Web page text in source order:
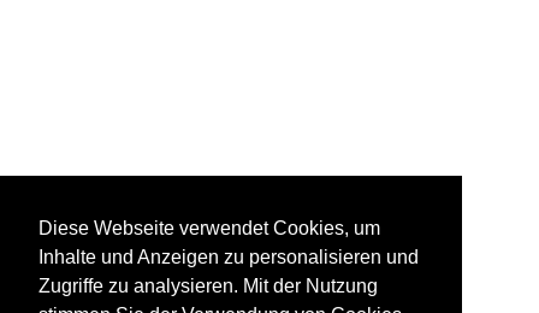
Diese Webseite verwendet Cookies, um
Inhalte und Anzeigen zu personalisieren und
Zugriffe zu analysieren. Mit der Nutzung